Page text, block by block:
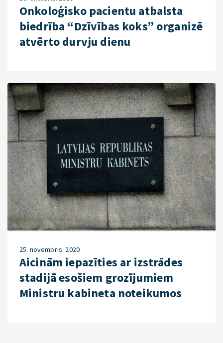
Onkoloģisko pacientu atbalsta
biedrība “Dzīvības koks” organizē
atvērto durvju dienu
25. novembris. 2020
Aicinām iepazīties ar izstrādes
stadijā esošiem grozījumiem
Ministru kabineta noteikumos